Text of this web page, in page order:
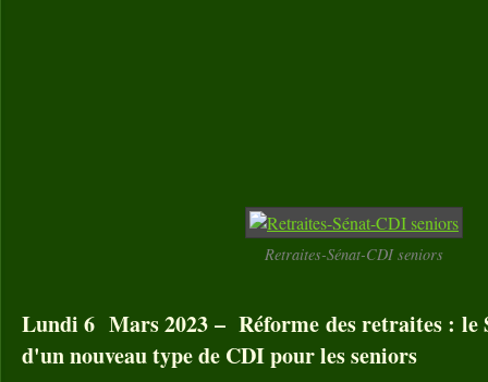
Retraites-Sénat-CDI seniors
Lundi 6 Mars 2023 – Réforme des retraites : le
d'un nouveau type de CDI pour les seniors